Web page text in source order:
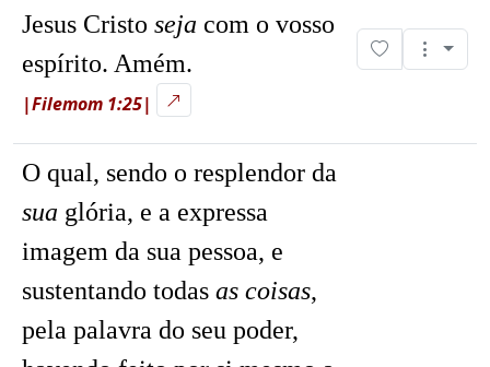
Jesus Cristo seja com o vosso
espírito. Amém.
|Filemom 1:25|
O qual, sendo o resplendor da
sua glória, e a expressa
imagem da sua pessoa, e
sustentando todas as coisas,
pela palavra do seu poder,